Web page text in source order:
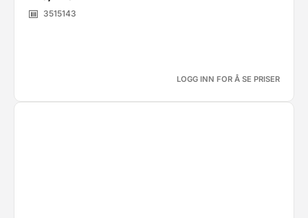
3515143
LOGG INN FOR Å SE PRISER